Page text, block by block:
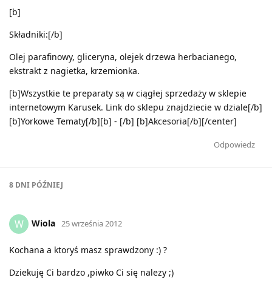
[b]
Składniki:[/b]
Olej parafinowy, gliceryna, olejek drzewa herbacianego,
ekstrakt z nagietka, krzemionka.
[b]Wszystkie te preparaty są w ciągłej sprzedaży w sklepie
internetowym Karusek. Link do sklepu znajdziecie w dziale[/b]
[b]Yorkowe Tematy[/b][b] - [/b] [b]Akcesoria[/b][/center]
Odpowiedz
8 DNI PÓŹNIEJ
W Wiola 25 września 2012
Kochana a ktoryś masz sprawdzony :) ?
Dziekuję Ci bardzo ,piwko Ci się nalezy ;)